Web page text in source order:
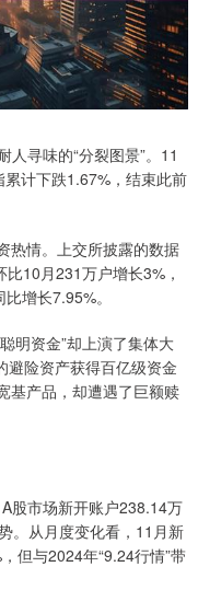
寻味的“分裂图景”。11
计下跌1.67%，结束此前
情。上交所披露的数据
10月231万户增长3%，
增长7.95%。
资金”却上演了集体大
避险资产获得百亿级资金
基产品，却遭遇了巨额赎
市场新开账户238.14万
。从月度变化看，11月新
但与2024年“9.24行情”带